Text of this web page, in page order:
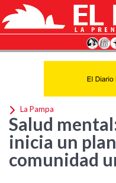
La Pampa
Salud
inicia un
comunidad